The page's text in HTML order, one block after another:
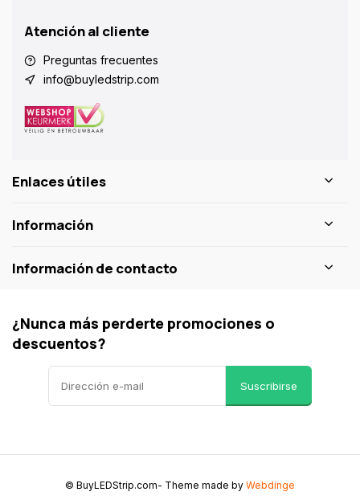
Atención al cliente
Preguntas frecuentes
info@buyledstrip.com
Enlaces útiles
Información
Información de contacto
¿Nunca más perderte promociones o
descuentos?
Suscribirse
© BuyLEDStrip.com- Theme made by Webdinge